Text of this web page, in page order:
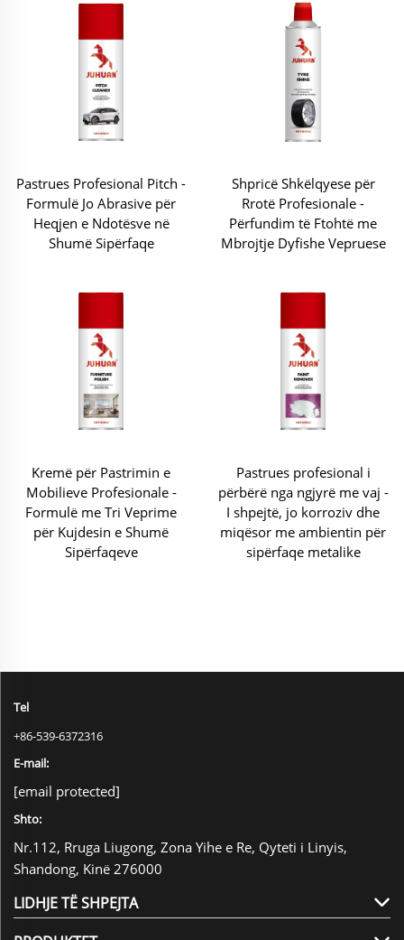
Pastrues Profesional Pitch -
Formulë Jo Abrasive për
Heqjen e Ndotësve në
Shumë Sipërfaqe
Shpricë Shkëlqyese për
Rrotë Profesionale -
Përfundim të Ftohtë me
Mbrojtje Dyfishe Vepruese
Kremë për Pastrimin e
Mobilieve Profesionale -
Formulë me Tri Veprime
për Kujdesin e Shumë
Sipërfaqeve
Pastrues profesional i
përbërë nga ngjyrë me vaj -
I shpejtë, jo korroziv dhe
miqësor me ambientin për
sipërfaqe metalike
Tel
+86-539-6372316
E-mail:
[email protected]
Shto:
Nr.112, Rruga Liugong, Zona Yihe e Re, Qyteti i Linyis,
Shandong, Kinë 276000
LIDHJE TË SHPEJTA